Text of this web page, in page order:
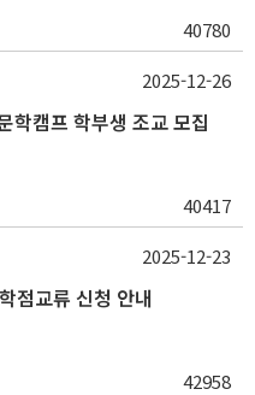
40780
캠프 학부생 조교 모집
40417
2025-12-26
점교류 신청 안내
42958
2025-12-23